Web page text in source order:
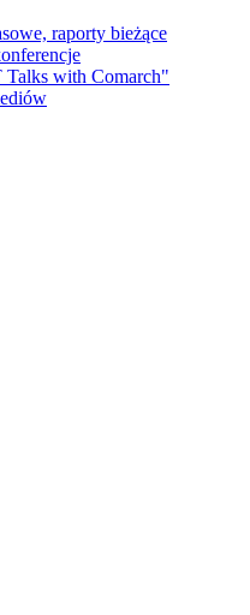
raporty bieżące
Talks with Comarch"